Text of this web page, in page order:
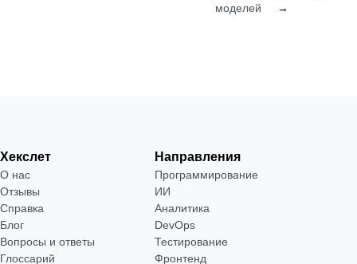
моделей
→
Хекслет
О нас
Отзывы
Справка
Блог
Вопросы и ответы
Глоссарий
Направления
Программирование
ИИ
Аналитика
DevOps
Тестирование
Фронтенд